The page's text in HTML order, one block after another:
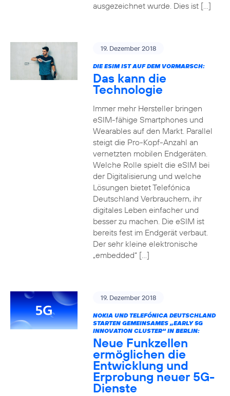
ausgezeichnet wurde. Dies ist […]
19. Dezember 2018
DIE ESIM IST AUF DEM VORMARSCH:
Das kann die
Technologie
Immer mehr Hersteller bringen
eSIM-fähige Smartphones und
Wearables auf den Markt. Parallel
steigt die Pro-Kopf-Anzahl an
vernetzten mobilen Endgeräten.
Welche Rolle spielt die eSIM bei
der Digitalisierung und welche
Lösungen bietet Telefónica
Deutschland Verbrauchern, ihr
digitales Leben einfacher und
besser zu machen. Die eSIM ist
bereits fest im Endgerät verbaut.
Der sehr kleine elektronische
„embedded“ […]
19. Dezember 2018
NOKIA UND TELEFÓNICA DEUTSCHLAND
STARTEN GEMEINSAMES „EARLY 5G
INNOVATION CLUSTER“ IN BERLIN:
Neue Funkzellen
ermöglichen die
Entwicklung und
Erprobung neuer 5G-
Dienste